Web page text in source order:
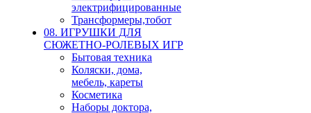
электрифицированные
Трансформеры,тобот
08. ИГРУШКИ ДЛЯ
СЮЖЕТНО-РОЛЕВЫХ ИГР
Бытовая техника
Коляски, дома,
мебель, кареты
Косметика
Наборы доктора,